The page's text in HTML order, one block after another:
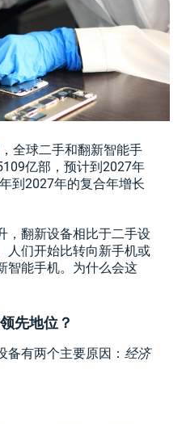
，全球二手和翻新智能手
亿部，预计到2027年
到2027年的复合年增长
，翻新设备相比于二手设
人们开始比转向新手机或
智能手机。为什么会这
先地位？
有两个主要原因： 经济